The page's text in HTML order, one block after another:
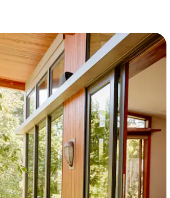
スワイプして検索結果を確認することができます。